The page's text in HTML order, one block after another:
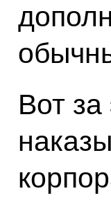
Вот